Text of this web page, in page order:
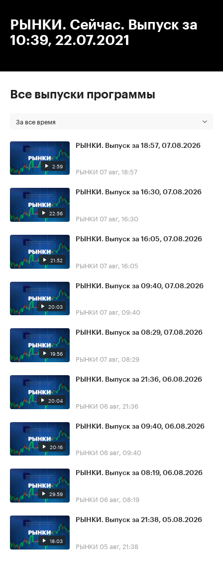
РЫНКИ. Сейчас. Выпуск за
10:39, 22.07.2021
Все выпуски программы
За все время
2:59
РЫНКИ. Выпуск за 18:57, 07.08.2026
РЫНКИ 07 авг, 18:57
22:56
РЫНКИ. Выпуск за 16:30, 07.08.2026
РЫНКИ 07 авг, 16:30
21:52
РЫНКИ. Выпуск за 16:05, 07.08.2026
РЫНКИ 07 авг, 16:05
20:03
РЫНКИ. Выпуск за 09:40, 07.08.2026
РЫНКИ 07 авг, 09:40
19:56
РЫНКИ. Выпуск за 08:29, 07.08.2026
РЫНКИ 07 авг, 08:29
20:04
РЫНКИ. Выпуск за 21:36, 06.08.2026
РЫНКИ 06 авг, 21:36
20:16
РЫНКИ. Выпуск за 09:40, 06.08.2026
РЫНКИ 06 авг, 09:40
29:59
РЫНКИ. Выпуск за 08:19, 06.08.2026
РЫНКИ 06 авг, 08:19
18:03
РЫНКИ. Выпуск за 21:38, 05.08.2026
РЫНКИ 05 авг, 21:38